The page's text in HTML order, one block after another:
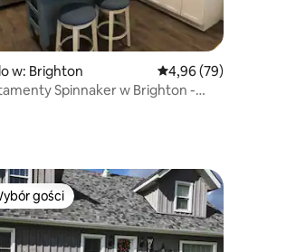
na 5, liczba recenzji: 45
w: Brighton Średnia ocena: 4,96
4,96 (79)
Spinnaker w Brighton -
z kategorii Wybór gości
gości